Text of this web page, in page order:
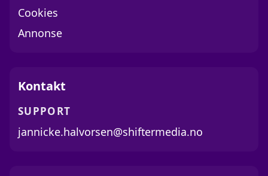
Cookies
Annonse
Kontakt
SUPPORT
jannicke.halvorsen@shiftermedia.no